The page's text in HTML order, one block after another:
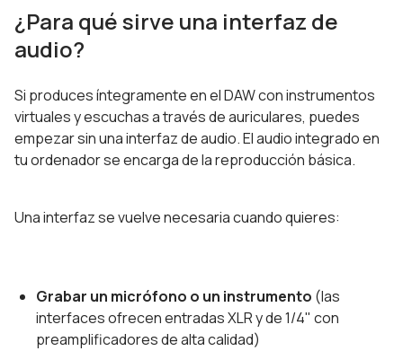
¿Para qué sirve una interfaz de
audio?
Si produces íntegramente en el DAW con instrumentos
virtuales y escuchas a través de auriculares, puedes
empezar sin una interfaz de audio. El audio integrado en
tu ordenador se encarga de la reproducción básica.
Una interfaz se vuelve necesaria cuando quieres:
Grabar un micrófono o un instrumento (las
interfaces ofrecen entradas XLR y de 1/4" con
preamplificadores de alta calidad)